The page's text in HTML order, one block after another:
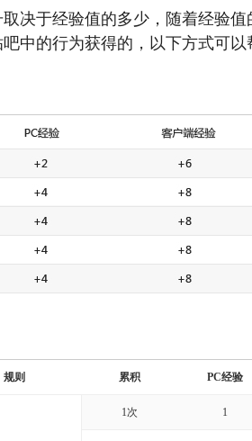
决于经验值的多少，随着经验
中的行为获得的，以下方式可
规则 累积 PC经验
1次 1